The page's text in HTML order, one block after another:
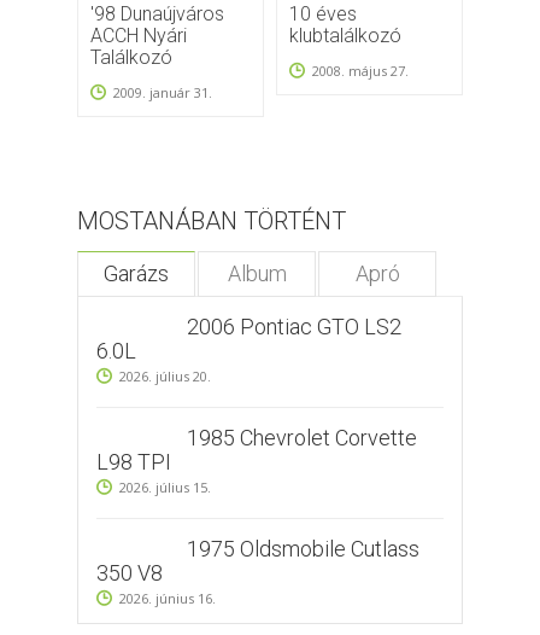
'98 Dunaújváros
ACCH Nyári
Találkozó
2009. január 31.
10 éves
klubtalálkozó
2008. május 27.
MOSTANÁBAN TÖRTÉNT
Garázs Album Apró
2006 Pontiac GTO LS2
6.0L
2026. július 20.
1985 Chevrolet Corvette
L98 TPI
2026. július 15.
1975 Oldsmobile Cutlass
350 V8
2026. június 16.